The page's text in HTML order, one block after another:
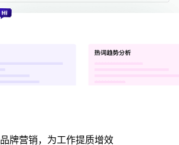
牌营销，为工作提质增效